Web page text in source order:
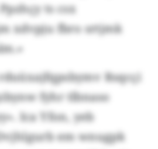
ts csx
xdvpju fbro srtjmk
Rsqcçi
fyhr tlbnaso
Ica Yfon, yeb
em wnugpk